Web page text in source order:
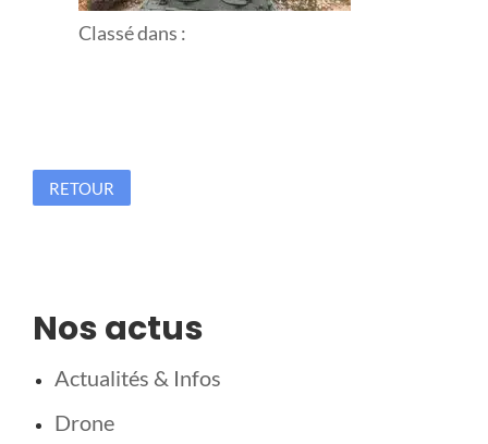
Classé dans :
RETOUR
Nos actus
Actualités & Infos
Drone